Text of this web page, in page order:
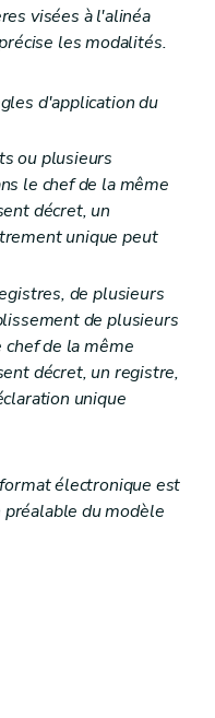
visées à l'alinéa
les modalités.
d'application du
ou plusieurs
le chef de la même
décret, un
unique peut
de plusieurs
de plusieurs
de la même
décret, un registre,
unique
électronique est
du modèle